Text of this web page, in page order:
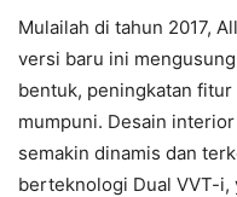
Mulailah di tahun 2017,
versi baru ini
bentuk, peningkatan
mumpuni. Desain
semakin dinamis dan
berteknologi Dual VVT-i,